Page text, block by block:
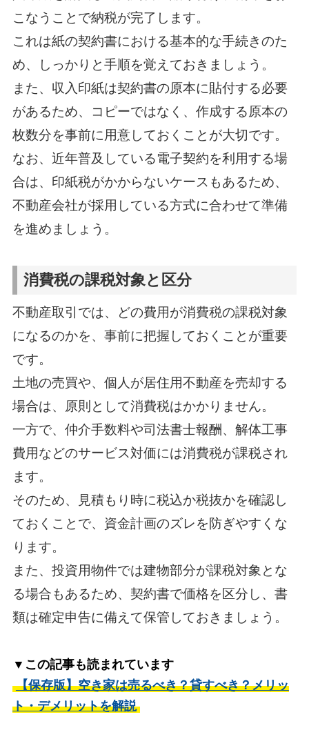
こなうことで納税が完了します。
これは紙の契約書における基本的な手続きのた
め、しっかりと手順を覚えておきましょう。
また、収入印紙は契約書の原本に貼付する必要
があるため、コピーではなく、作成する原本の
枚数分を事前に用意しておくことが大切です。
なお、近年普及している電子契約を利用する場
合は、印紙税がかからないケースもあるため、
不動産会社が採用している方式に合わせて準備
を進めましょう。
消費税の課税対象と区分
不動産取引では、どの費用が消費税の課税対象
になるのかを、事前に把握しておくことが重要
です。
土地の売買や、個人が居住用不動産を売却する
場合は、原則として消費税はかかりません。
一方で、仲介手数料や司法書士報酬、解体工事
費用などのサービス対価には消費税が課税され
ます。
そのため、見積もり時に税込か税抜かを確認し
ておくことで、資金計画のズレを防ぎやすくな
ります。
また、投資用物件では建物部分が課税対象とな
る場合もあるため、契約書で価格を区分し、書
類は確定申告に備えて保管しておきましょう。
▼この記事も読まれています
【保存版】空き家は売るべき？貸すべき？メリッ
ト・デメリットを解説